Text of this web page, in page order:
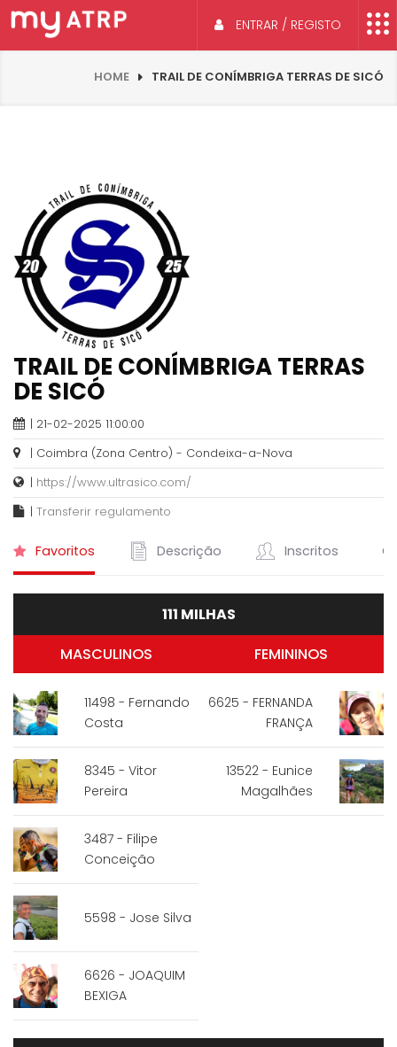
ENTRAR / REGISTO
HOME TRAIL DE CONÍMBRIGA TERRAS DE SICÓ
TRAIL DE CONÍMBRIGA TERRAS
DE SICÓ
| 21-02-2025 11:00:00
| Coimbra (Zona Centro) - Condeixa-a-Nova
| https://www.ultrasico.com/
| Transferir regulamento
Favoritos Descrição Inscritos
111 MILHAS
MASCULINOS
11498 - Fernando
Costa
8345 - Vitor
Pereira
3487 - Filipe
Conceição
5598 - Jose Silva
6626 - JOAQUIM
BEXIGA
FEMININOS
6625 - FERNANDA
FRANÇA
13522 - Eunice
Magalhães